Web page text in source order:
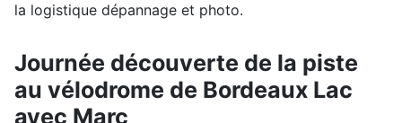
la logistique dépannage et photo.
Journée découverte de la piste
au vélodrome de Bordeaux Lac
avec Marc